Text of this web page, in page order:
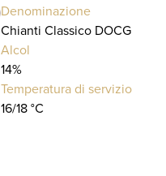
Denominazione
Chianti Classico DOCG
Alcol
14%
Temperatura di servizio
16/18 °C